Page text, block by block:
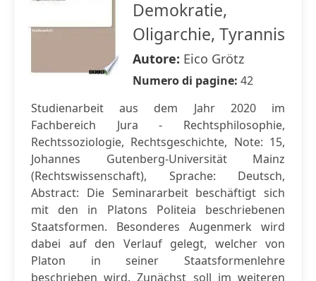
Demokratie,
Oligarchie, Tyrannis
Autore: Eico Grötz
Numero di pagine: 42
Studienarbeit aus dem Jahr 2020 im
Fachbereich Jura - Rechtsphilosophie,
Rechtssoziologie, Rechtsgeschichte, Note: 15,
Johannes Gutenberg-Universität Mainz
(Rechtswissenschaft), Sprache: Deutsch,
Abstract: Die Seminararbeit beschäftigt sich
mit den in Platons Politeia beschriebenen
Staatsformen. Besonderes Augenmerk wird
dabei auf den Verlauf gelegt, welcher von
Platon in seiner Staatsformenlehre
beschrieben wird. Zunächst soll im weiteren